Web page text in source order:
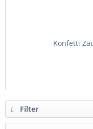
Konfetti
Filter